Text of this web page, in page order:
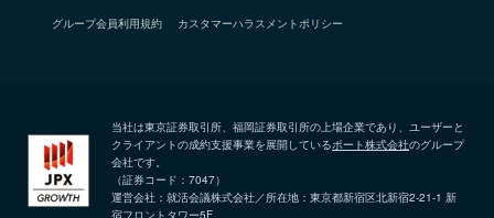
グループ会員利用規約 カスタマーハラスメントポリシー
当社は東京証券取引所、福岡証券取引所の上場企業であり、ユーザーと
クライアントの成約支援事業を展開しているポート株式会社のグループ
会社です。
（証券コード：7047）
運営会社：就活会議株式会社／所在地：東京都新宿区北新宿2-21-1 新